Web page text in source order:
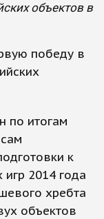
объектов в
победу в
по итогам
к
2014 года
хребта
объектов